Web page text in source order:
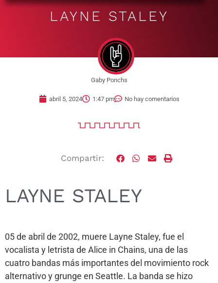
LAYNE STALEY
Gaby Ponchs
abril 5, 2024 1:47 pm No hay comentarios
Compartir:
LAYNE STALEY
05 de abril de 2002, muere Layne Staley, fue el
vocalista y letrista de Alice in Chains, una de las
cuatro bandas más importantes del movimiento rock
alternativo y grunge en Seattle. La banda se hizo